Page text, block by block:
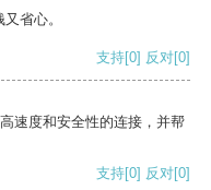
省心。
支持[0] 反对[0]
速度和安全性的连接，并帮
支持[0] 反对[0]